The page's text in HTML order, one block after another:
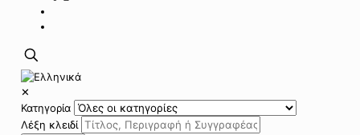
✕
Κατηγορία
Λέξη κλειδί